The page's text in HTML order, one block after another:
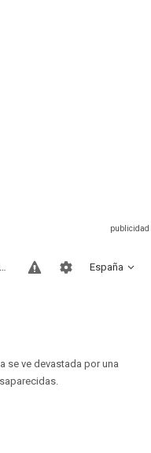
España
Sitios compatibles
se ve devastada por una